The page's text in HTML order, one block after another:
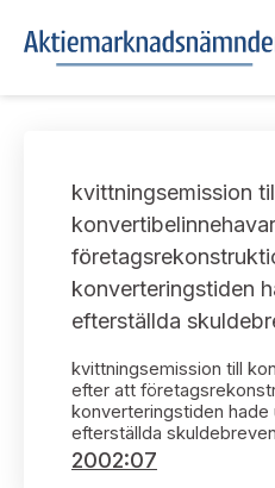
Om oss
Vårt uppdrag
Informationsgivning
Arbetssätt och jävsfrågor
Stadgar
UTTALANDEN
Om nämndens uttalanden
Framställningar och
Uttalanden sorterade efter
Samtliga uttalanden
TAKEOVER-REGLER
handelsplattformar
Nyheter och
Prenumerera
KONTAKT
kvittningsemission
konverteringstiden
efterställda
kvittningsemission till
efter att
konverteringstiden hade
efterställda
2002:07